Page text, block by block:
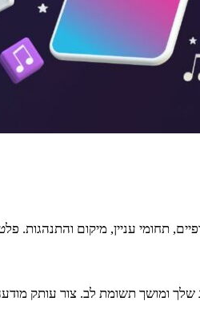
עניין, מיקום והתנהגות.
שלך ומושך תשומת לב. צור עותק